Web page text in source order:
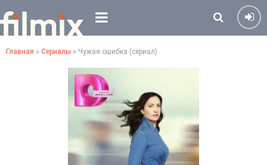
Главная » Сериалы » Чужая ошибка (сериал)